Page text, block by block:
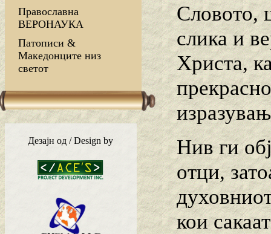
Православна
ВЕРОНАУКА
Патописи &
Македонците низ
светот
Дезајн од / Design by
Словото,
слика и
Христа,
Нив ги
отци,
кои